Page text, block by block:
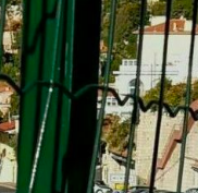
SE RENDRE EN ZONE
J’AI FAIT L’OBJET
D’IDENTITÉ À UNE
INTÉRIEURE
J’AI ÉTÉ VICTIME DE
FRONTIÈRE